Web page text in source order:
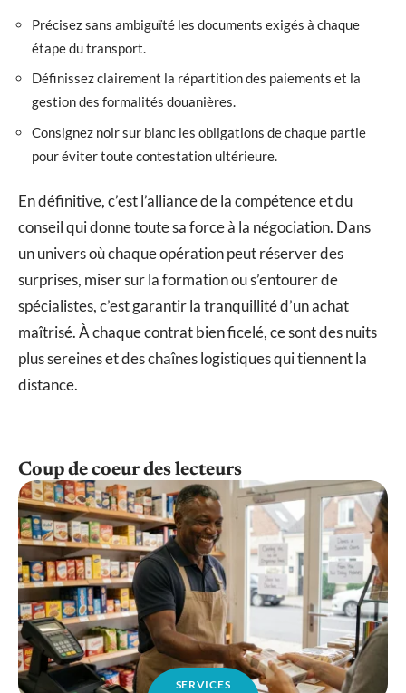
Précisez sans ambiguïté les documents exigés à chaque
étape du transport.
Définissez clairement la répartition des paiements et la
gestion des formalités douanières.
Consignez noir sur blanc les obligations de chaque partie
pour éviter toute contestation ultérieure.
En définitive, c’est l’alliance de la compétence et du
conseil qui donne toute sa force à la négociation. Dans
un univers où chaque opération peut réserver des
surprises, miser sur la formation ou s’entourer de
spécialistes, c’est garantir la tranquillité d’un achat
maîtrisé. À chaque contrat bien ficelé, ce sont des nuits
plus sereines et des chaînes logistiques qui tiennent la
distance.
Coup de coeur des lecteurs
SERVICES